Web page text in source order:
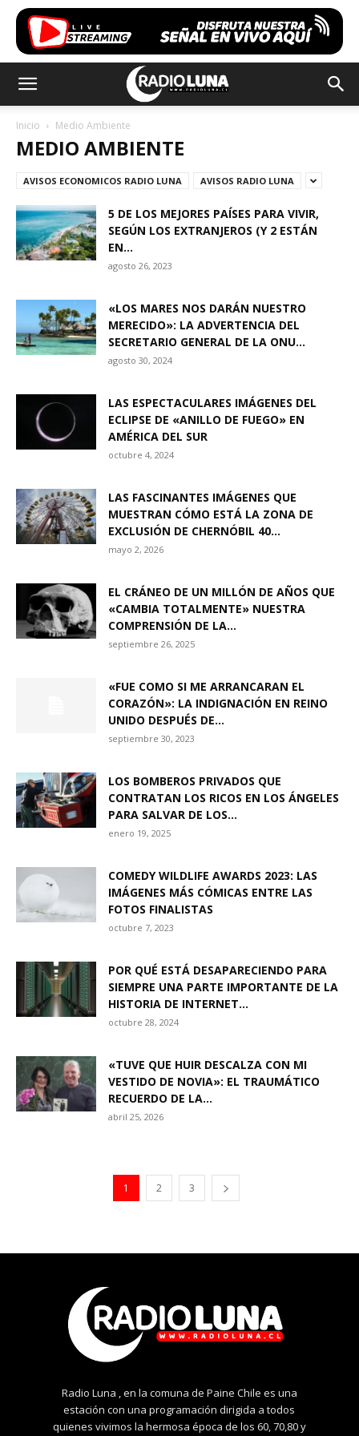
Inicio Medio Ambiente
MEDIO AMBIENTE
AVISOS ECONOMICOS RADIO LUNA AVISOS RADIO LUNA
5 DE LOS MEJORES PAÍSES PARA VIVIR,
SEGÚN LOS EXTRANJEROS (Y 2 ESTÁN
EN...
agosto 26, 2023
«LOS MARES NOS DARÁN NUESTRO
MERECIDO»: LA ADVERTENCIA DEL
SECRETARIO GENERAL DE LA ONU...
agosto 30, 2024
LAS ESPECTACULARES IMÁGENES DEL
ECLIPSE DE «ANILLO DE FUEGO» EN
AMÉRICA DEL SUR
octubre 4, 2024
LAS FASCINANTES IMÁGENES QUE
MUESTRAN CÓMO ESTÁ LA ZONA DE
EXCLUSIÓN DE CHERNÓBIL 40...
mayo 2, 2026
EL CRÁNEO DE UN MILLÓN DE AÑOS QUE
«CAMBIA TOTALMENTE» NUESTRA
COMPRENSIÓN DE LA...
septiembre 26, 2025
«FUE COMO SI ME ARRANCARAN EL
CORAZÓN»: LA INDIGNACIÓN EN REINO
UNIDO DESPUÉS DE...
septiembre 30, 2023
LOS BOMBEROS PRIVADOS QUE
CONTRATAN LOS RICOS EN LOS ÁNGELES
PARA SALVAR DE LOS...
enero 19, 2025
COMEDY WILDLIFE AWARDS 2023: LAS
IMÁGENES MÁS CÓMICAS ENTRE LAS
FOTOS FINALISTAS
octubre 7, 2023
POR QUÉ ESTÁ DESAPARECIENDO PARA
SIEMPRE UNA PARTE IMPORTANTE DE LA
HISTORIA DE INTERNET...
octubre 28, 2024
«TUVE QUE HUIR DESCALZA CON MI
VESTIDO DE NOVIA»: EL TRAUMÁTICO
RECUERDO DE LA...
abril 25, 2026
1 2 3
Radio Luna , en la comuna de Paine Chile es una
estación con una programación dirigida a todos
quienes vivimos la hermosa época de los 60, 70,80 y